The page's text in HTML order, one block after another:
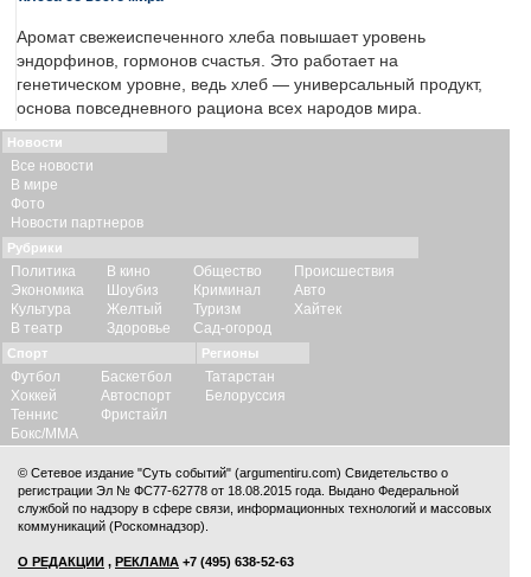
Аромат свежеиспеченного хлеба повышает уровень
эндорфинов, гормонов счастья. Это работает на
генетическом уровне, ведь хлеб — универсальный продукт,
основа повседневного рациона всех народов мира.
Новости
Все новости
В мире
Фото
Новости партнеров
Рубрики
Политика
Экономика
Культура
В театр
В кино
Шоубиз
Желтый
Здоровье
Общество
Криминал
Туризм
Сад-огород
Происшествия
Авто
Хайтек
Спорт
Футбол
Хоккей
Теннис
Бокс/ММА
Баскетбол
Автоспорт
Фристайл
Регионы
Татарстан
Белоруссия
© Сетевое издание "Суть событий" (argumentiru.com) Свидетельство о
регистрации Эл № ФС77-62778 от 18.08.2015 года. Выдано Федеральной
службой по надзору в сфере связи, информационных технологий и массовых
коммуникаций (Роскомнадзор).
О РЕДАКЦИИ , РЕКЛАМА +7 (495) 638-52-63